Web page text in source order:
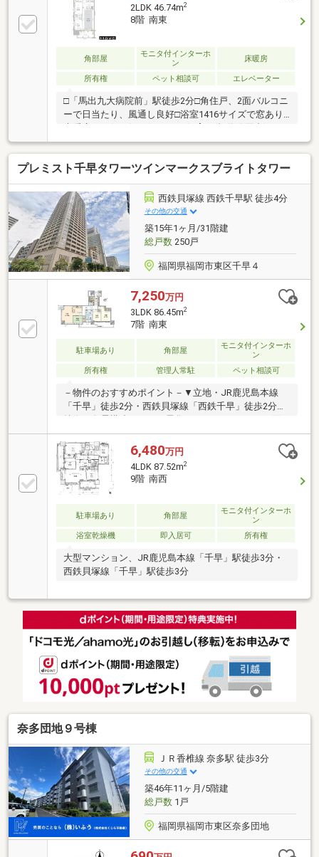
2LDK 46.74m2
8階 南東
角部屋
モニタ付インターホ
ン
床暖房
所有権 ペット相談可 エレベーター
□「馬出九大病院前」駅徒歩2分□角住戸、2面バルコニ
ーで日当たり、風通し良好□浴室1416サイズで窓あり□
プレミスト千早タワーツインマークスブライトタワー
西鉄貝塚線 西鉄千早駅 徒歩4分
その他の交通
築15年1ヶ月/31階建
総戸数250戸
福岡県福岡市東区千早４
7,250万円
3LDK 86.45m2
7階 南東
駐車場あり 角部屋
モニタ付インターホ
ン
所有権
管理人常駐 ペット相談可
－物件のおすすめポイント－▼立地・JR鹿児島本線
「千早」徒歩2分・西鉄貝塚線「西鉄千早」徒歩2分▼
採光のLDKは約17.3帖、和室が隣接・L字型の対面式キ
ッチン、2WAY仕様・可動棚付のSC等、随所に収納
有・24時間有人管理体制・ジム等の共用施設有(一部有
償)・敷地内駐車場1住戸1台利用可能(車種による)▼設
備・窓付1620サイズUB▼周辺環境・にしてつストアレ
をお手伝いします ━━━━━・・・物件の詳細・ご相
6,480万円
4LDK 87.52m2
9階 南西
駐車場あり 角部屋
モニタ付インターホ
ン
浴室乾燥機
即入居可 所有権
大型マンション、JR鹿児島本線「千早」駅徒歩3分・
西鉄貝塚線「千早」駅徒歩3分
奈多団地９号棟
ＪＲ香椎線 奈多駅 徒歩3分
その他の交通
築46年11ヶ月/5階建
総戸数1戸
福岡県福岡市東区奈多団地